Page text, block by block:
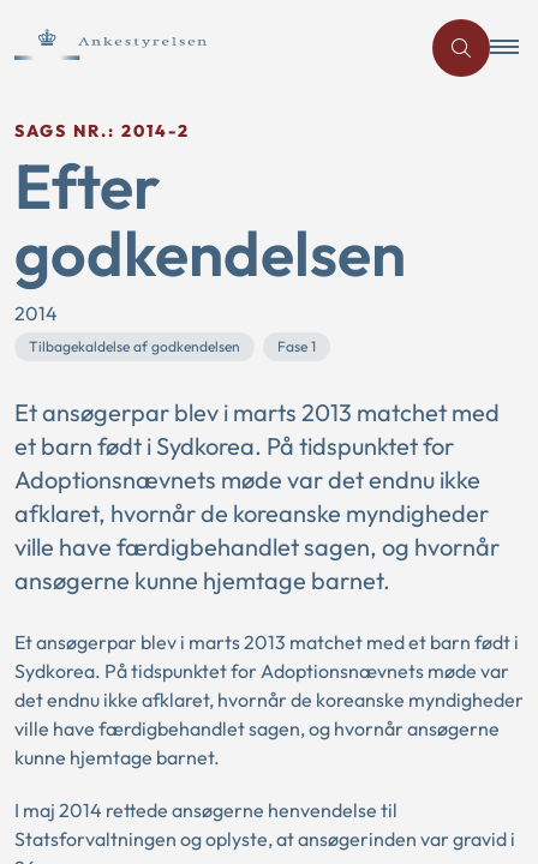
SAGS NR.: 2014-2
Efter
godkendelsen
2014
Tilbagekaldelse af godkendelsen Fase 1
Et ansøgerpar blev i marts 2013 matchet med
et barn født i Sydkorea. På tidspunktet for
Adoptionsnævnets møde var det endnu ikke
afklaret, hvornår de koreanske myndigheder
ville have færdigbehandlet sagen, og hvornår
ansøgerne kunne hjemtage barnet.
Et ansøgerpar blev i marts 2013 matchet med et barn født i
Sydkorea. På tidspunktet for Adoptionsnævnets møde var
det endnu ikke afklaret, hvornår de koreanske myndigheder
ville have færdigbehandlet sagen, og hvornår ansøgerne
kunne hjemtage barnet.
I maj 2014 rettede ansøgerne henvendelse til
Statsforvaltningen og oplyste, at ansøgerinden var gravid i